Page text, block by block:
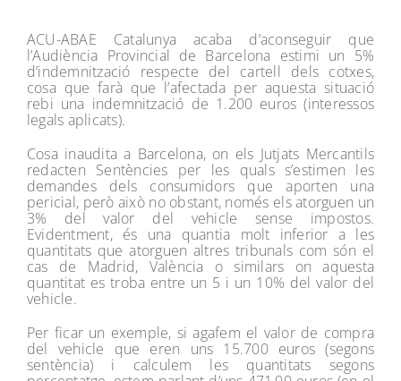
ACU-ABAE Catalunya acaba d’aconseguir que
l’Audiència Provincial de Barcelona estimi un 5%
d’indemnització respecte del cartell dels cotxes,
cosa que farà que l’afectada per aquesta situació
rebi una indemnització de 1.200 euros (interessos
legals aplicats).
Cosa inaudita a Barcelona, ​​on els Jutjats Mercantils
redacten Sentències per les quals s’estimen les
demandes dels consumidors que aporten una
pericial, però això no obstant, només els atorguen un
3% del valor del vehicle sense impostos.
Evidentment, és una quantia molt inferior a les
quantitats que atorguen altres tribunals com són el
cas de Madrid, València o similars on aquesta
quantitat es troba entre un 5 i un 10% del valor del
vehicle.
Per ficar un exemple, si agafem el valor de compra
del vehicle que eren uns 15.700 euros (segons
sentència) i calculem les quantitats segons